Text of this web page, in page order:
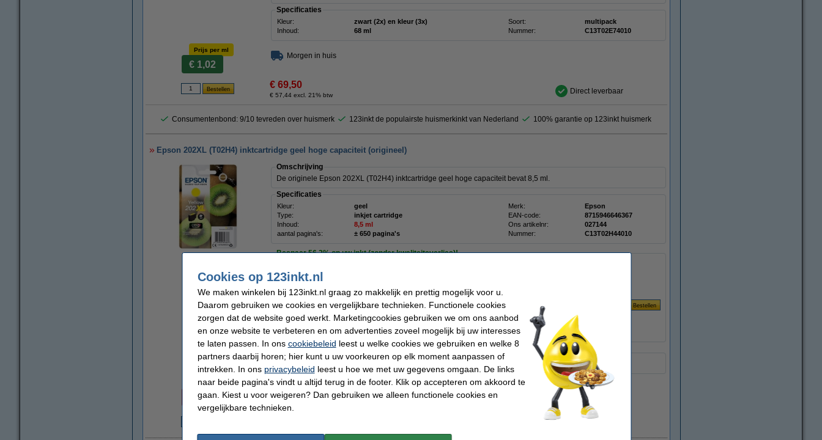
Specificaties
Kleur: zwart (2x) en kleur (3x) Soort:
multipack
Inhoud:
68 ml Nummer: C13T02E74010
Prijs per ml
€ 1,02
Morgen in huis
€ 69,50
€ 57,44 excl. 21% btw Direct leverbaar
Consumentenbond: 9/10 tevreden over huismerk 123inkt de populairste huismerkinkt van Nederland 100% garantie op 123inkt huismerk
Epson 202XL (T02H4) inktcartridge geel hoge capaciteit (origineel)
Omschrijving
De originele Epson 202XL (T02H4) inktcartridge geel hoge capaciteit bevat 8,5 ml.
Specificaties
Kleur: geel Merk:
Epson
Type:
inkjet cartridge EAN-code:
8715946646367
Inhoud:
8,5 ml Ons artikelnr:
027144
aantal pagina's:
± 650 pagina's Nummer: C13T02H44010
Bespaar56,2%op uw inkt (zonder kwaliteitsverlies)!
€ 12,95
Wij adviseren u om i.p.v. deze cartridge het 123inkt huismerk te nemen.
Prijs per ml
€ 2,46
Morgen in huis
Cookies op 123inkt.nl
We maken winkelen bij 123inkt.nl graag zo makkelijk en prettig mogelijk voor u.
Daarom gebruiken we cookies en vergelijkbare technieken. Functionele cookies
zorgen dat de website goed werkt. Marketingcookies gebruiken we om ons aanbod
en onze website te verbeteren en om advertenties zoveel mogelijk bij uw interesses
te laten passen. In ons cookiebeleid leest u welke cookies we gebruiken en welke 8
partners daarbij horen; hier kunt u uw voorkeuren op elk moment aanpassen of
intrekken. In ons privacybeleid leest u hoe we met uw gegevens omgaan. De links
naar beide pagina's vindt u altijd terug in de footer. Klik op accepteren om akkoord te
gaan. Kiest u voor weigeren? Dan gebruiken we alleen functionele cookies en
vergelijkbare technieken.